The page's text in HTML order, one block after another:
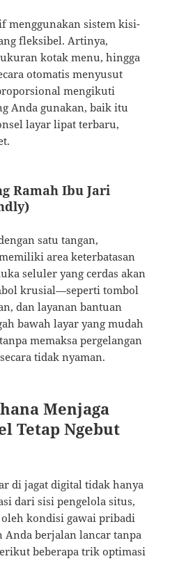
menggunakan sistem kisi-
fleksibel. Artinya,
kotak menu, hingga
otomatis menyusut
mengikuti
Anda gunakan, baik itu
layar lipat terbaru,
Ramah Ibu Jari
satu tangan,
area keterbatasan
seluler yang cerdas akan
krusial—seperti tombol
dan layanan bantuan
bawah layar yang mudah
memaksa pergelangan
tidak nyaman.
Menjaga
Tetap Ngebut
di jagat digital tidak hanya
dari sisi pengelola situs,
kondisi gawai pribadi
Anda berjalan lancar tanpa
beberapa trik optimasi